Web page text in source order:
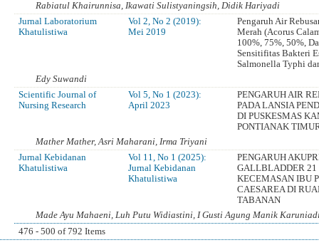
Rabiatul Khairunnisa, Ikawati Sulistyaningsih, Didik Hariyadi
Jurnal Laboratorium
Khatulistiwa
Vol 2, No 2 (2019):
Mei 2019
Pengaruh Air
Merah (Acorus
100%, 75%, 50%,
Sensitifitas Bakteri
Salmonella Typhi
Edy Suwandi
Scientific Journal of
Nursing Research
Vol 5, No 1 (2023):
April 2023
PENGARUH AIR
PADA LANSIA
DI PUSKESMAS
PONTIANAK
Mather Mather, Asri Maharani, Irma Triyani
Jurnal Kebidanan
Khatulistiwa
Vol 11, No 1 (2025):
Jurnal Kebidanan
Khatulistiwa
PENGARUH
GALLBLADDER 21
KECEMASAN IBU
CAESAREA DI
TABANAN
Made Ayu Mahaeni, Luh Putu Widiastini, I Gusti Agung Manik
476 - 500 of 792 Items